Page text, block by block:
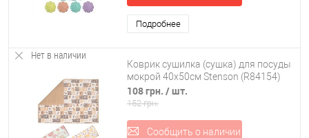
Подробнее
Нет в наличии
Коврик сушилка (сушка) для посуды
мокрой 40х50см Stenson (R84154)
108 грн. / шт.
152 грн.
Сообщить о наличии